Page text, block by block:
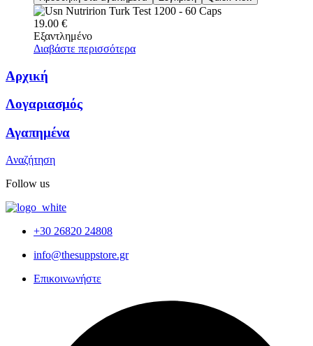
19.00 €
Εξαντλημένο
Διαβάστε περισσότερα
Αρχική
Λογαριασμός
Αγαπημένα
Αναζήτηση
Follow us
+30 26820 24808
info@thesuppstore.gr
Επικοινωνήστε